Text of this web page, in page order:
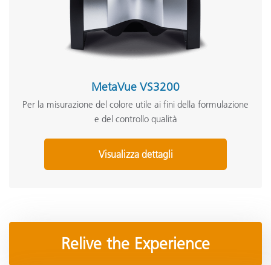
MetaVue VS3200
Per la misurazione del colore utile ai fini della formulazione
e del controllo qualità
Visualizza dettagli
Relive the Experience